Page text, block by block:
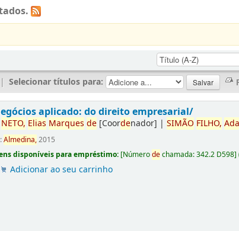
| Selecionar títulos para:
aplicado: do direito empresarial/
NETO, Elias Marques de [Coordenador] |SIMÃO FILHO,
Almedina,2015
disponíveis para empréstimo: [Númerodechamada:342.2 D598]
Adicionar ao seu carrinho